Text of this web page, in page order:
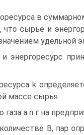
в
сырьё и
удельной
энергоресурс
k
массе сырья.
газа а n г на
В, пар